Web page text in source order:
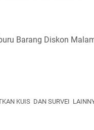
Barang Diskon
KUIS DAN SURVEI